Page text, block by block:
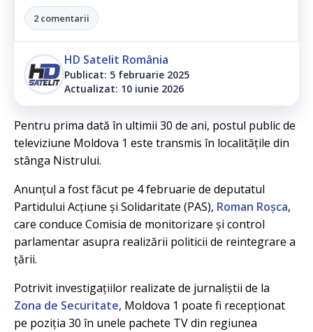
2 comentarii
HD Satelit România
Publicat: 5 februarie 2025
Actualizat: 10 iunie 2026
Pentru prima dată în ultimii 30 de ani, postul public de
televiziune Moldova 1 este transmis în localitățile din
stânga Nistrului.
Anunțul a fost făcut pe 4 februarie de deputatul
Partidului Acțiune și Solidaritate (PAS), Roman Roșca,
care conduce Comisia de monitorizare și control
parlamentar asupra realizării politicii de reintegrare a
țării.
Potrivit investigațiilor realizate de jurnaliștii de la
Zona de Securitate, Moldova 1 poate fi recepționat
pe poziția 30 în unele pachete TV din regiunea